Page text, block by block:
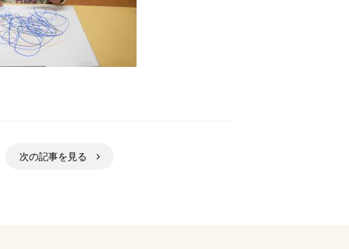
次の記事を見る